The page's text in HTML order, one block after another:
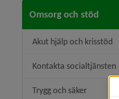
Omsorg och stöd
Akut hjälp och krisstöd
Kontakta socialtjänsten
Trygg och säker